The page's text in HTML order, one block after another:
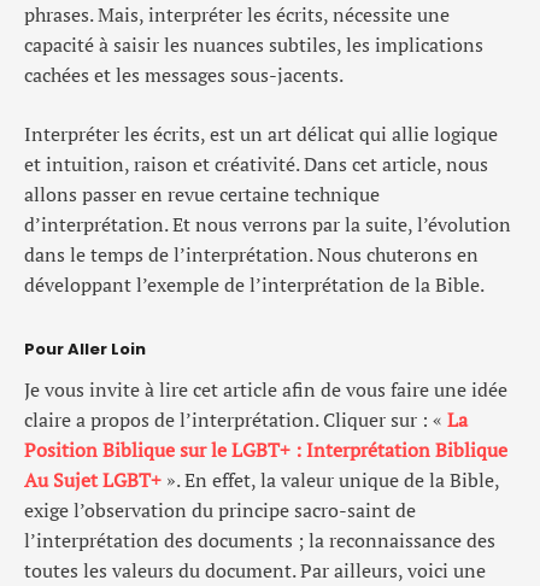
phrases. Mais, interpréter les écrits, nécessite une
capacité à saisir les nuances subtiles, les implications
cachées et les messages sous-jacents.
Interpréter les écrits, est un art délicat qui allie logique
et intuition, raison et créativité. Dans cet article, nous
allons passer en revue certaine technique
d’interprétation. Et nous verrons par la suite, l’évolution
dans le temps de l’interprétation. Nous chuterons en
développant l’exemple de l’interprétation de la Bible.
Pour Aller Loin
Je vous invite à lire cet article afin de vous faire une idée
claire a propos de l’interprétation. Cliquer sur : « La
Position Biblique sur le LGBT+ : Interprétation Biblique
Au Sujet LGBT+ ». En effet, la valeur unique de la Bible,
exige l’observation du principe sacro-saint de
l’interprétation des documents ; la reconnaissance des
toutes les valeurs du document. Par ailleurs, voici une